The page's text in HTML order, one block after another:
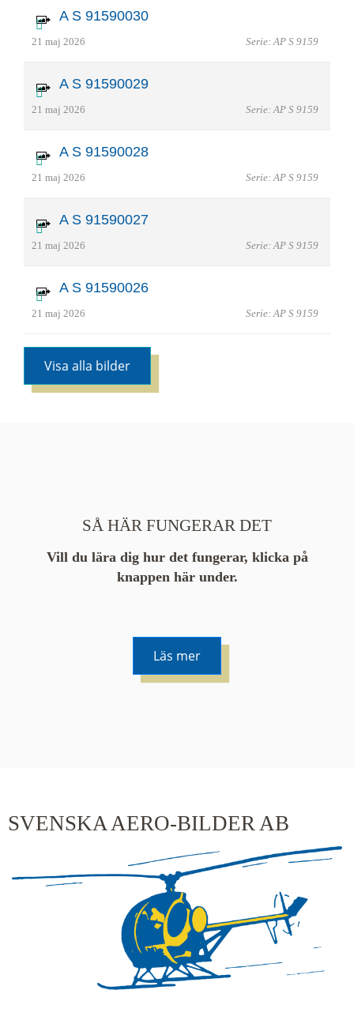
A S 91590030
21 maj 2026 Serie: AP S 9159
A S 91590029
21 maj 2026 Serie: AP S 9159
A S 91590028
21 maj 2026 Serie: AP S 9159
A S 91590027
21 maj 2026 Serie: AP S 9159
A S 91590026
21 maj 2026 Serie: AP S 9159
Visa alla bilder
SÅ HÄR FUNGERAR DET
Vill du lära dig hur det fungerar, klicka på
knappen här under.
Läs mer
SVENSKA AERO-BILDER AB